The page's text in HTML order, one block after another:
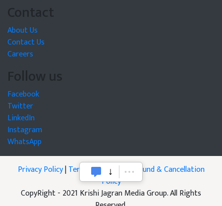
Contact
About Us
Contact Us
Careers
Follow us
Facebook
Twitter
LinkedIn
Instagram
WhatsApp
Privacy Policy|Terms of Service|Refund & Cancellation
Policy
CopyRight - 2021 Krishi Jagran Media Group. All Rights